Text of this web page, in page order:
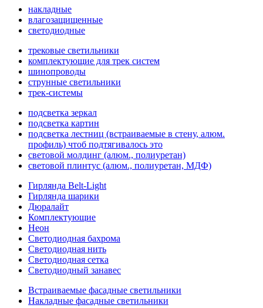
накладные
влагозащищенные
светодиодные
трековые светильники
комплектующие для трек систем
шинопроводы
струнные светильники
трек-системы
подсветка зеркал
подсветка картин
подсветка лестниц (встраиваемые в стену, алюм.
профиль) чтоб подтягивалось это
световой молдинг (алюм., полиуретан)
световой плинтус (алюм., полиуретан, МДФ)
Гирлянда Belt-Light
Гирлянда шарики
Дюралайт
Комплектующие
Неон
Светодиодная бахрома
Светодиодная нить
Светодиодная сетка
Светодиодный занавес
Встраиваемые фасадные светильники
Накладные фасадные светильники